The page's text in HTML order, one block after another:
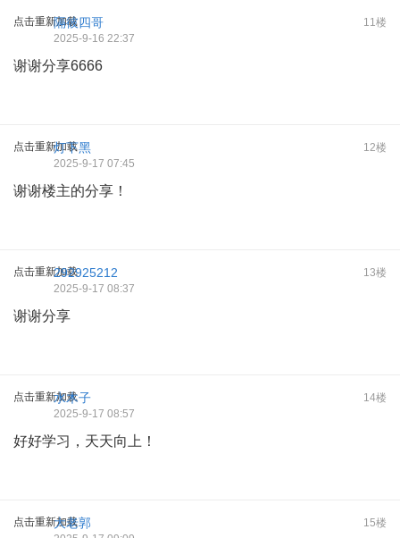
点击重新加载 11楼
隔彼四哥
2025-9-16 22:37
谢谢分享6666
点击重新加载 12楼
灯下黑
2025-9-17 07:45
谢谢楼主的分享！
点击重新加载 13楼
292925212
2025-9-17 08:37
谢谢分享
点击重新加载 14楼
水木子
2025-9-17 08:57
好好学习，天天向上！
点击重新加载 15楼
大老郭